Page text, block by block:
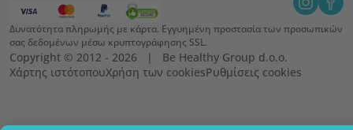
Δυνατότητα πληρωμής με κάρτα. Εγγυημένη προστασία των προσωπικών
σας δεδομένων μέσω κρυπτογράφησης SSL.
Copyright © 2012 - 2026   |   Be Healthy Group d.o.o.
Χάρτης ιστότοπουΧρήση των cookiesΡυθμίσεις cookies